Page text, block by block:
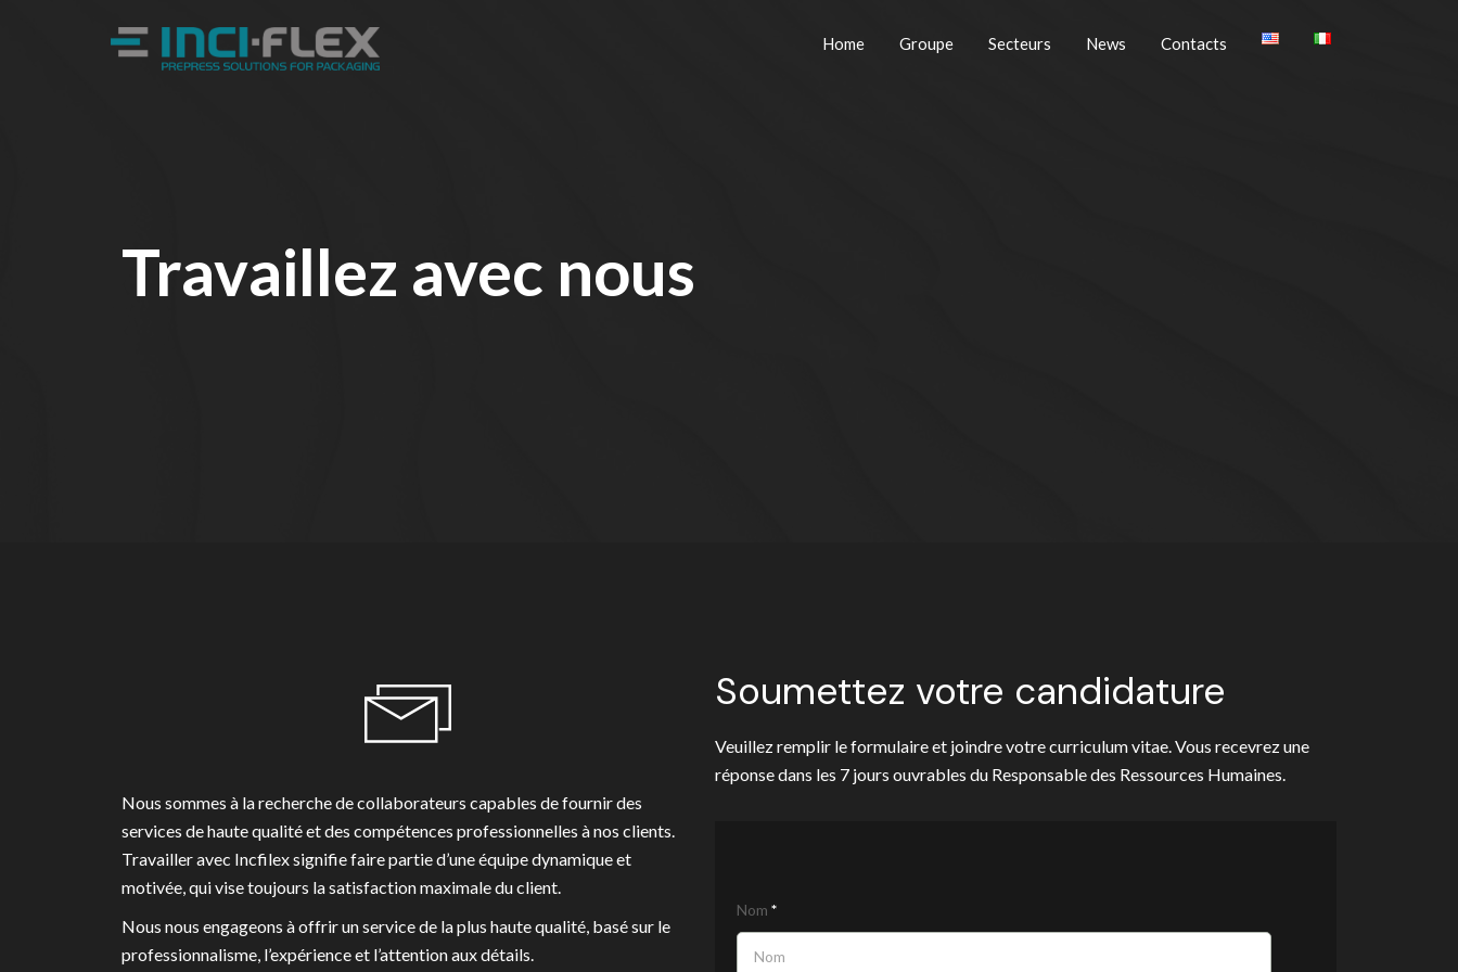
Home Groupe Secteurs News Contacts
Travaillez avec nous
Nous sommes à la recherche de collaborateurs capables de fournir des
services de haute qualité et des compétences professionnelles à nos clients.
Travailler avec Incfilex signifie faire partie d’une équipe dynamique et
motivée, qui vise toujours la satisfaction maximale du client.
Nous nous engageons à offrir un service de la plus haute qualité, basé sur le
professionnalisme, l’expérience et l’attention aux détails.
Soumettez votre candidature
Veuillez remplir le formulaire et joindre votre curriculum vitae. Vous recevrez une
réponse dans les 7 jours ouvrables du Responsable des Ressources Humaines.
avec nous
Nom*
humain,